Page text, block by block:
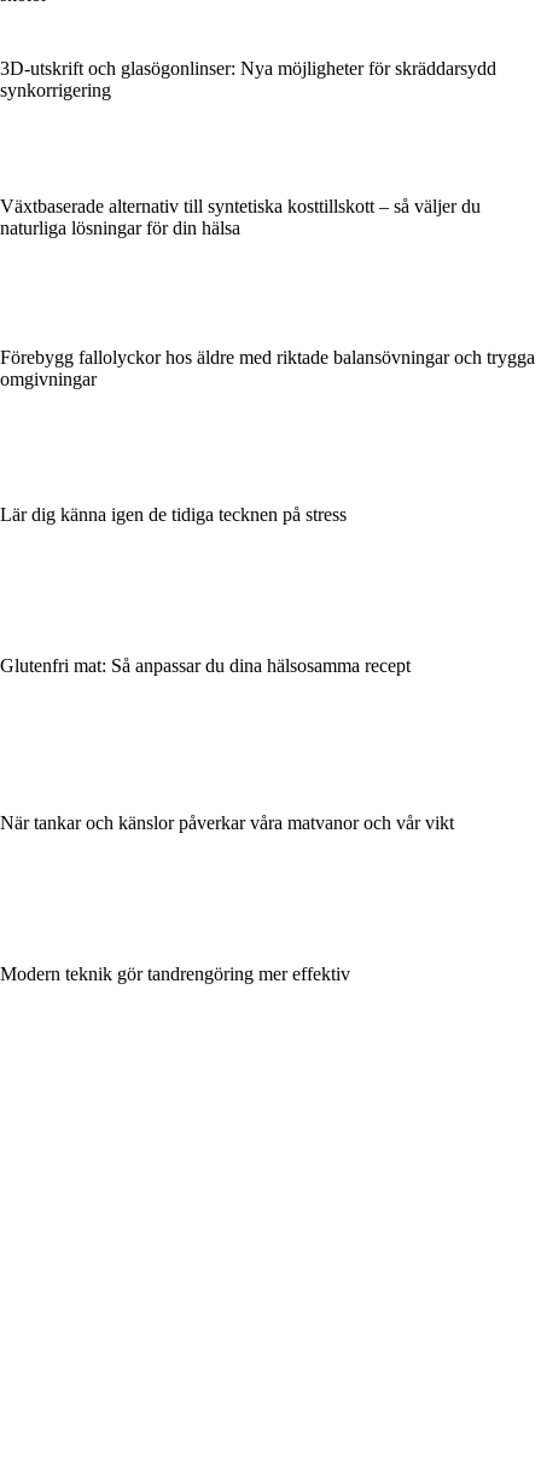
3D-utskrift och glasögonlinser: Nya möjligheter för skräddarsydd
synkorrigering
Växtbaserade alternativ till syntetiska kosttillskott – så väljer du
naturliga lösningar för din hälsa
Förebygg fallolyckor hos äldre med riktade balansövningar och trygga
omgivningar
Lär dig känna igen de tidiga tecknen på stress
Glutenfri mat: Så anpassar du dina hälsosamma recept
När tankar och känslor påverkar våra matvanor och vår vikt
Modern teknik gör tandrengöring mer effektiv